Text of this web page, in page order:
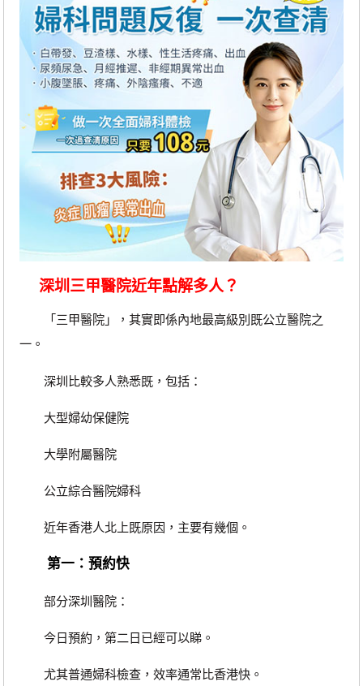
深圳三甲醫院近年點解多人？
「三甲醫院」，其實即係內地最高級別既公立醫院之
一。
深圳比較多人熟悉既，包括：
大型婦幼保健院
大學附屬醫院
公立綜合醫院婦科
近年香港人北上既原因，主要有幾個。
第一：預約快
部分深圳醫院：
今日預約，第二日已經可以睇。
尤其普通婦科檢查，效率通常比香港快。